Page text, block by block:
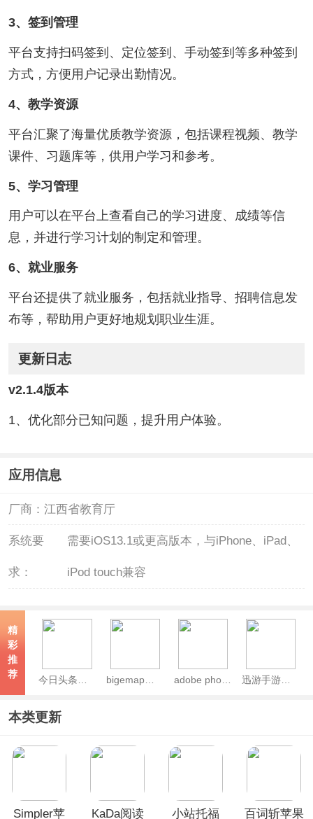
3、签到管理‌
平台支持扫码签到、定位签到、手动签到等多种签到
方式，方便用户记录出勤情况‌。
4、教学资源‌
平台汇聚了海量优质教学资源，包括课程视频、教学
课件、习题库等，供用户学习和参考‌。
5、学习管理‌
用户可以在平台上查看自己的学习进度、成绩等信
息，并进行学习计划的制定和管理。
6、就业服务‌
平台还提供了就业服务，包括就业指导、招聘信息发
布等，帮助用户更好地规划职业生涯‌。
更新日志
v2.1.4版本
1、优化部分已知问题，提升用户体验。
应用信息
厂商： 江西省教育厅
系统要
求：
需要iOS13.1或更高版本，与iPhone、iPad、
iPod touch兼容
精
彩
推
荐
bigemap地球苹果版
本类更新
Simpler苹 KaDa阅读 小站托福 百词斩苹果